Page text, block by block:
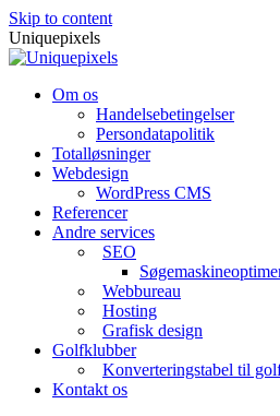
Skip to content
Uniquepixels
Om os
Handelsebetingelser
Persondatapolitik
Totalløsninger
Webdesign
WordPress CMS
Referencer
Andre services
SEO
Webbureau
Hosting
Grafisk design
Golfklubber
Konverteringstabel til
Kontakt os